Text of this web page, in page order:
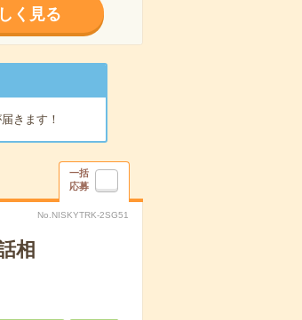
く見る
きます！
一括
応募
No.NISKYTRK-2SG51
相